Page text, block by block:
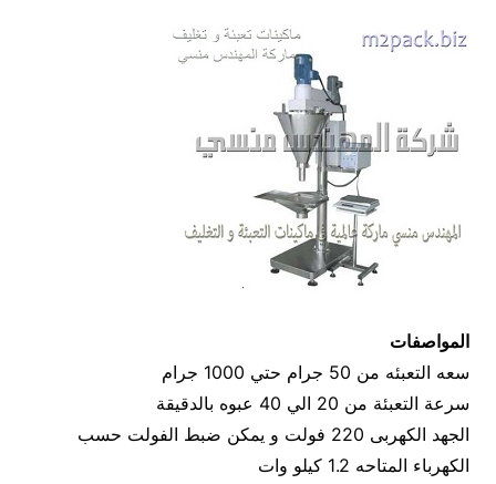
المواصفات
سعه التعبئه من 50 جرام حتي 1000 جرام
سرعة التعبئة من 20 الي 40 عبوه بالدقيقة
الجهد الكهربى 220 فولت و يمكن ضبط الفولت حسب
الكهرباء المتاحه 1.2 كيلو وات